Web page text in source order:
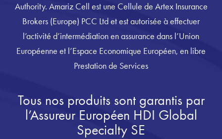
Authority. Amariz Cell est une Cellule de Artex Insurance
Brokers (Europe) PCC Ltd et est autorisée à effectuer
l’activité d’intermédiation en assurance dans l’Union
Européenne et l’Espace Economique Européen, en libre
Prestation de Services
Tous nos produits sont garantis par
l’Assureur Européen HDI Global
Specialty SE